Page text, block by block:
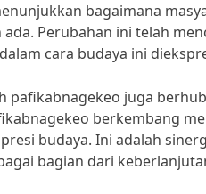
bagaimana
Perubahan ini telah
cara budaya ini
pafikabnagekeo juga
berkembang
budaya. Ini adalah
bagian dari